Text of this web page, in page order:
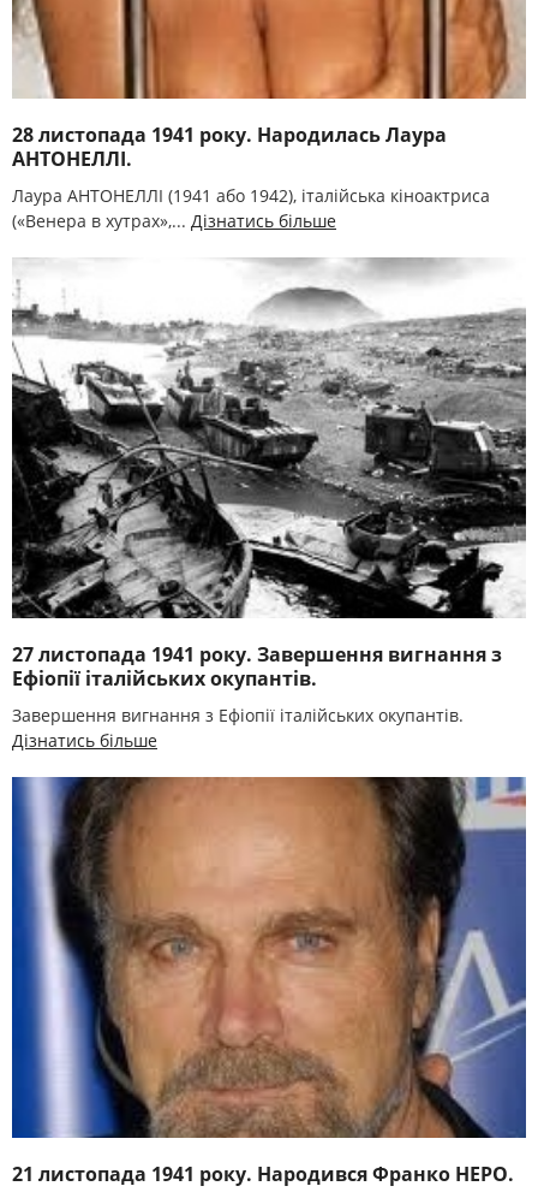
28 листопада 1941 року. Народилась Лаура
АНТОНЕЛЛІ.
Лаура АНТОНЕЛЛІ (1941 або 1942), італійська кіноактриса
(«Венера в хутрах»,... Дізнатись більше
27 листопада 1941 року. Завершення вигнання з
Ефіопії італійських окупантів.
Завершення вигнання з Ефіопії італійських окупантів.
Дізнатись більше
21 листопада 1941 року. Народився Франко НЕРО.